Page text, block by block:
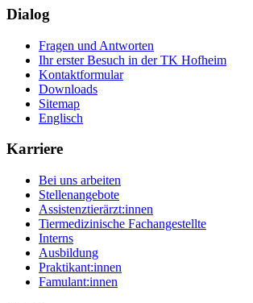
Dialog
Fragen und Antworten
Ihr erster Besuch in der TK Hofheim
Kontaktformular
Downloads
Sitemap
Englisch
Karriere
Bei uns arbeiten
Stellenangebote
Assistenztierärzt:innen
Tiermedizinische Fachangestellte
Interns
Ausbildung
Praktikant:innen
Famulant:innen